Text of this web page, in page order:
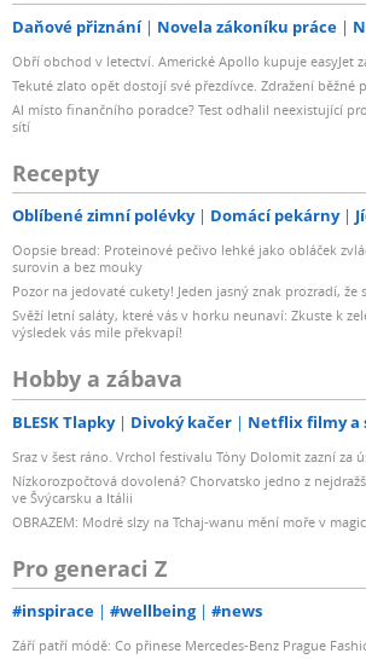
Daňové přiznání Novela zákoníku práce
Obří obchod v letectví. Americké Apollo kupuje easyJet
Tekuté zlato opět dostojí své přezdívce. Zdražení běžné
AI místo finančního poradce? Test odhalil neexistující
sítí
Recepty
Oblíbené zimní polévky Domácí pekárny
Oopsie bread: Proteinové pečivo lehké jako obláček
surovin a bez mouky
Pozor na jedovaté cukety! Jeden jasný znak prozradí,
Svěží letní saláty, které vás v horku neunaví: Zkuste k
výsledek vás mile překvapí!
Hobby a zábava
BLESK Tlapky Divoký kačer Netflix filmy a
Sraz v šest ráno. Vrchol festivalu Tóny Dolomit zazní za
Nízkorozpočtová dovolená? Chorvatsko jedno z
ve Švýcarsku a Itálii
OBRAZEM: Modré slzy na Tchaj-wanu mění moře v
Pro generaci Z
#inspirace #wellbeing #news
Září patří módě: Co přinese Mercedes-Benz Prague